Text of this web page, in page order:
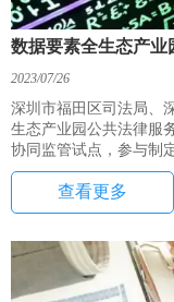
数据要素全生态产业
2023/07/26
深圳市福田区司法局、
生态产业园公共法律服
协同监管试点，参与制
信合规为核心的信用监
规职业能力培训、认证
深数所通过搭建动态化
估法律服务机构库（简
服务市场，通过创新合
查看更多